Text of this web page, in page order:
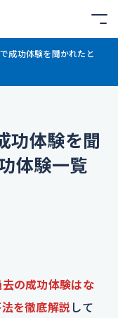
で成功体験を聞かれたと
功体験を聞
体験一覧
の成功体験はな
を徹底解説 して